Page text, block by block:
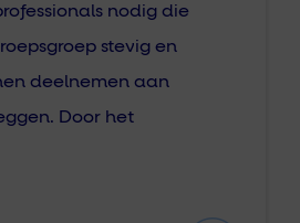
nodig die
stevig en
deelnemen aan
Door het